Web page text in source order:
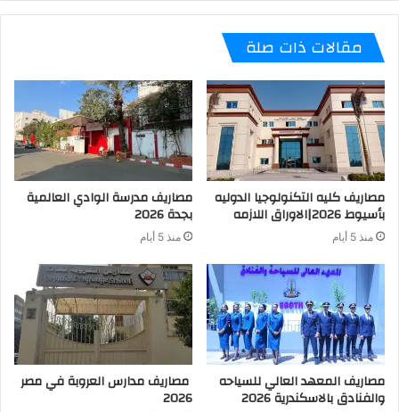
مقالات ذات صلة
مصاريف كليه التكنولوجيا الدوليه
بأسيوط 2026|الاوراق اللازمه
منذ 5 أيام
مصاريف مدرسة الوادي العالمية
بجدة 2026
منذ 5 أيام
مصاريف المعهد العالي للسياحه
والفنادق بالاسكندرية 2026
مصاريف مدارس العروبة في مصر
2026